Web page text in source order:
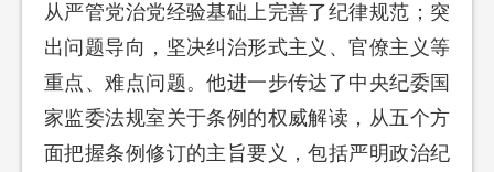
从严管党治党经验基础上完善了纪律规范；突
出问题导向，坚决纠治形式主义、官僚主义等
重点、难点问题。他进一步传达了中央纪委国
家监委法规室关于条例的权威解读，从五个方
面把握条例修订的主旨要义，包括严明政治纪